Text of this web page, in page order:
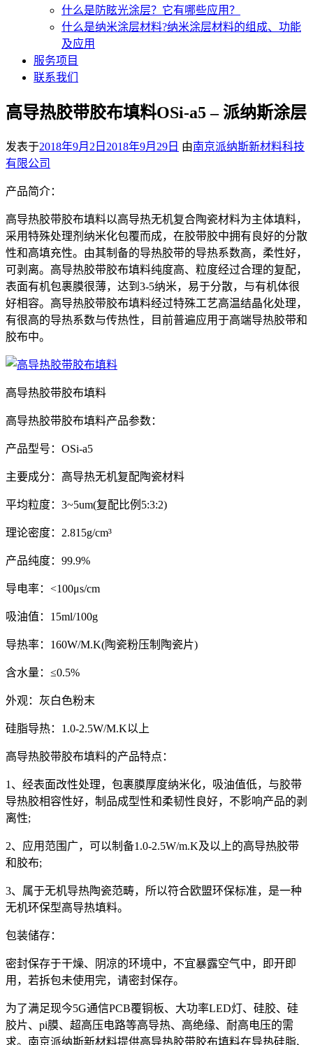
什么是防眩光涂层？它有哪些应用？
什么是纳米涂层材料?纳米涂层材料的组成、功能
及应用
服务项目
联系我们
高导热胶带胶布填料OSi-a5 – 派纳斯涂层
发表于2018年9月2日 2018年9月29日 由南京派纳斯新材料科技
有限公司
产品简介：
高导热胶带胶布填料以高导热无机复合陶瓷材料为主体填料，
采用特殊处理剂纳米化包覆而成，在胶带胶中拥有良好的分散
性和高填充性。由其制备的导热胶带的导热系数高，柔性好，
可剥离。高导热胶带胶布填料纯度高、粒度经过合理的复配，
表面有机包裹膜很薄，达到3-5纳米，易于分散，与有机体很
好相容。高导热胶带胶布填料经过特殊工艺高温结晶化处理，
有很高的导热系数与传热性，目前普遍应用于高端导热胶带和
胶布中。
高导热胶带胶布填料
高导热胶带胶布填料产品参数：
产品型号：OSi-a5
主要成分：高导热无机复配陶瓷材料
平均粒度：3~5um(复配比例5:3:2)
理论密度：2.815g/cm³
产品纯度：99.9%
导电率：<100μs/cm
吸油值：15ml/100g
导热率：160W/M.K(陶瓷粉压制陶瓷片)
含水量：≤0.5%
外观：灰白色粉末
硅脂导热：1.0-2.5W/M.K以上
高导热胶带胶布填料的产品特点：
1、经表面改性处理，包裹膜厚度纳米化，吸油值低，与胶带
导热胶相容性好，制品成型性和柔韧性良好，不影响产品的剥
离性;
2、应用范围广，可以制备1.0-2.5W/m.K及以上的高导热胶带
和胶布;
3、属于无机导热陶瓷范畴，所以符合欧盟环保标准，是一种
无机环保型高导热填料。
包装储存：
密封保存于干燥、阴凉的环境中，不宜暴露空气中，即开即
用，若拆包未使用完，请密封保存。
为了满足现今5G通信PCB覆铜板、大功率LED灯、硅胶、硅
胶片、pi膜、超高压电路等高导热、高绝缘、耐高电压的需
求。南京派纳斯新材料提供高导热胶带胶布填料在导热硅脂、